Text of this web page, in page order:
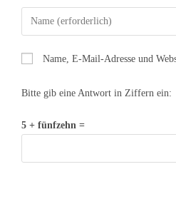
Name, E-Mail-Adresse und
Bitte gib eine Antwort in Ziffern ein:
5 + fünfzehn =